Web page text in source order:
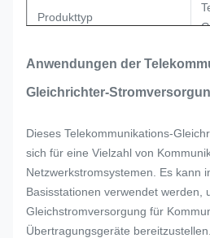
Produkttyp
Eingangsspannungsbereich
Ausgabetyp
Anwendungen der
Gleichrichter-
Dieses Telekommunikations-
sich für eine Vielzahl von
Netzwerkstromsystemen. Es kann
Basisstationen verwendet werden,
Gleichstromversorgung für
Übertragungsgeräte